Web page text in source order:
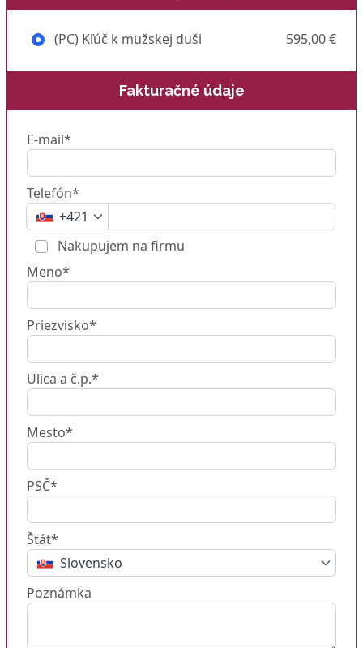
(PC) Kľúč k mužskej duši 595,00 €
Fakturačné údaje
E-mail*
Telefón*
+421
Nakupujem na firmu
Meno*
Priezvisko*
Ulica a č.p.*
Mesto*
PSČ*
Štát*
Slovensko
Poznámka